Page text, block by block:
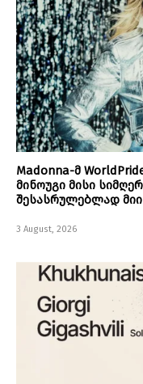
Madonna-მ
მინოუგი მისი
შესასრულებლად
3 August, 2026